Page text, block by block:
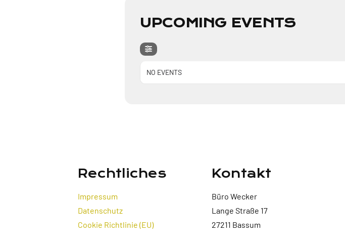
UPCOMING EVENTS
NO EVENTS
Rechtliches
Impressum
Datenschutz
Cookie Richtlinie (EU)
Kontakt
Büro Wecker
Lange Straße 17
27211 Bassum